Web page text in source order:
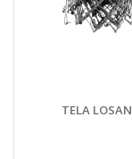
TELA